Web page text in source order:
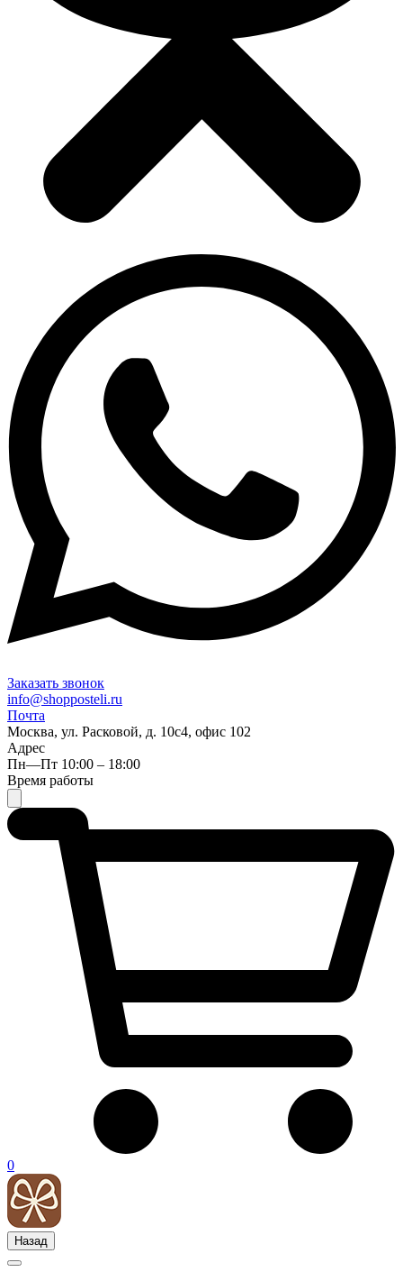
Заказать звонок
info@shopposteli.ru
Почта
Москва, ул. Расковой, д. 10с4, офис 102
Адрес
Пн—Пт 10:00 – 18:00
Время работы
0
Назад